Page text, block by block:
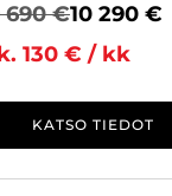
690 €10 290 €
130 € / kk
KATSO TIEDOT